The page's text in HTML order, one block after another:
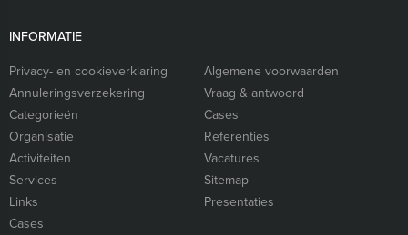
INFORMATIE
Privacy- en cookieverklaring
Algemene voorwaarden
Annuleringsverzekering
Vraag & antwoord
Categorieën
Cases
Organisatie
Referenties
Activiteiten
Vacatures
Services
Sitemap
Links
Presentaties
Cases